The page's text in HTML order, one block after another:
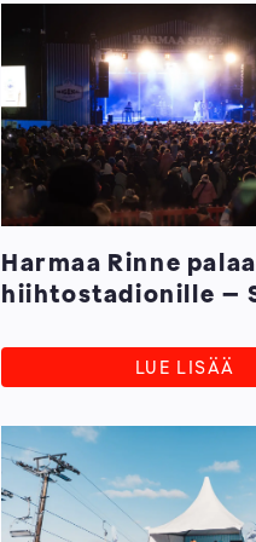
Harmaa Rinne
hiihtostadionille –
ennakkoliput nyt
myynnissä!
LUE LISÄÄ